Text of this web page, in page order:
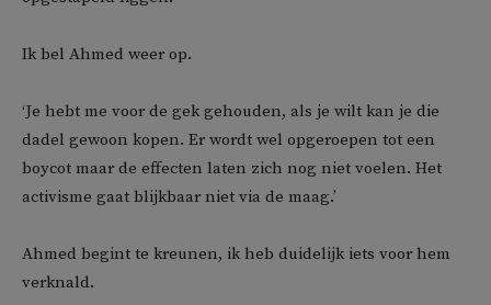
Ik bel Ahmed weer op.
‘Je hebt me voor de gek gehouden, als je wilt kan je die
dadel gewoon kopen. Er wordt wel opgeroepen tot een
boycot maar de effecten laten zich nog niet voelen. Het
activisme gaat blijkbaar niet via de maag.’
Ahmed begint te kreunen, ik heb duidelijk iets voor hem
verknald.